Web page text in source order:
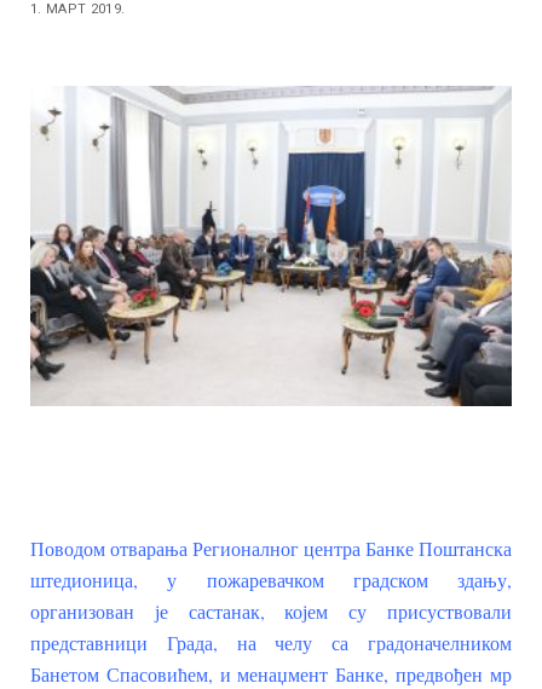
1. МАРТ 2019.
Поводом отварања Регионалног центра Банке Поштанска
штедионица, у пожаревачком градском здању,
организован је састанак, којем су присуствовали
представници Града, на челу са градоначелником
Банетом Спасовићем, и менаџмент Банке, предвођен мр